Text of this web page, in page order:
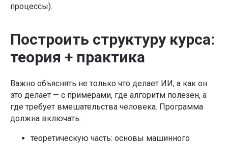
процессы).
Построить структуру курса:
теория + практика
Важно объяснять не только что делает ИИ, а как он
это делает — с примерами, где алгоритм полезен, а
где требует вмешательства человека. Программа
должна включать:
теоретическую часть: основы машинного